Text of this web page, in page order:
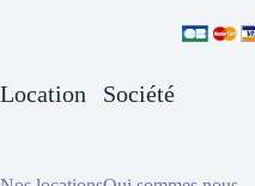
Location Société